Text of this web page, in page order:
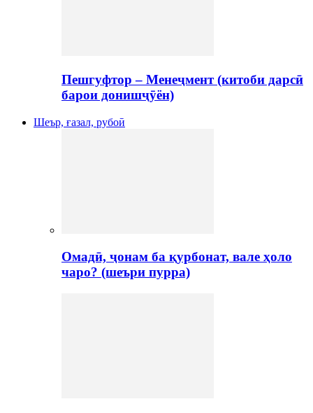
Пешгуфтор – Менеҷмент (китоби дарсӣ
барои донишҷӯён)
Шеър, ғазал, рубоӣ
Омадӣ, ҷонам ба қурбонат, вале ҳоло
чаро? (шеъри пурра)